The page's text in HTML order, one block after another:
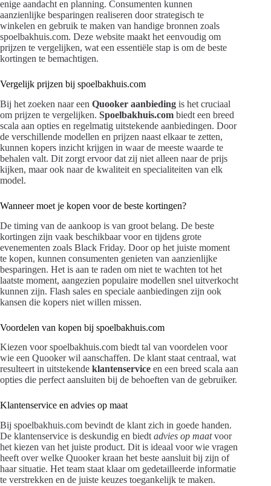
enige aandacht en planning. Consumenten kunnen
aanzienlijke besparingen realiseren door strategisch te
winkelen en gebruik te maken van handige bronnen zoals
spoelbakhuis.com. Deze website maakt het eenvoudig om
prijzen te vergelijken, wat een essentiële stap is om de beste
kortingen te bemachtigen.
Vergelijk prijzen bij spoelbakhuis.com
Bij het zoeken naar een Quooker aanbieding is het cruciaal
om prijzen te vergelijken. Spoelbakhuis.com biedt een breed
scala aan opties en regelmatig uitstekende aanbiedingen. Door
de verschillende modellen en prijzen naast elkaar te zetten,
kunnen kopers inzicht krijgen in waar de meeste waarde te
behalen valt. Dit zorgt ervoor dat zij niet alleen naar de prijs
kijken, maar ook naar de kwaliteit en specialiteiten van elk
model.
Wanneer moet je kopen voor de beste kortingen?
De timing van de aankoop is van groot belang. De beste
kortingen zijn vaak beschikbaar voor en tijdens grote
evenementen zoals Black Friday. Door op het juiste moment
te kopen, kunnen consumenten genieten van aanzienlijke
besparingen. Het is aan te raden om niet te wachten tot het
laatste moment, aangezien populaire modellen snel uitverkocht
kunnen zijn. Flash sales en speciale aanbiedingen zijn ook
kansen die kopers niet willen missen.
Voordelen van kopen bij spoelbakhuis.com
Kiezen voor spoelbakhuis.com biedt tal van voordelen voor
wie een Quooker wil aanschaffen. De klant staat centraal, wat
resulteert in uitstekende klantenservice en een breed scala aan
opties die perfect aansluiten bij de behoeften van de gebruiker.
Klantenservice en advies op maat
Bij spoelbakhuis.com bevindt de klant zich in goede handen.
De klantenservice is deskundig en biedt advies op maatvoor
het kiezen van het juiste product. Dit is ideaal voor wie vragen
heeft over welke Quooker kraan het beste aansluit bij zijn of
haar situatie. Het team staat klaar om gedetailleerde informatie
te verstrekken en de juiste keuzes toegankelijk te maken.